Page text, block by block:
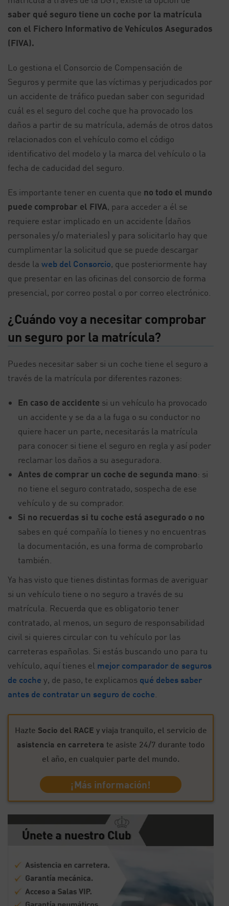
saber qué seguro tiene un coche por la matrícula
con el Fichero Informativo de Vehículos Asegurados
(FIVA).
Lo gestiona el Consorcio de Compensación de
Seguros y permite que las víctimas y perjudicados por
un accidente de tráfico puedan saber con seguridad
cuál es el seguro del coche que ha provocado los
daños a partir de su matrícula, además de otros datos
relacionados con el vehículo como el código
identificativo del modelo y la marca del vehículo o la
fecha de caducidad del seguro.
Es importante tener en cuenta que no todo el mundo
puede comprobar el FIVA, para acceder a él se
requiere estar implicado en un accidente (daños
personales y/o materiales) y para solicitarlo hay que
cumplimentar la solicitud que se puede descargar
desde la web del Consorcio, que posteriormente hay
que presentar en las oficinas del consorcio de forma
presencial, por correo postal o por correo electrónico.
¿Cuándo voy a necesitar comprobar
un seguro por la matrícula?
Puedes necesitar saber si un coche tiene el seguro a
través de la matrícula por diferentes razones:
En caso de accidente si un vehículo ha provocado
un accidente y se da a la fuga o su conductor no
quiere hacer un parte, necesitarás la matrícula
para conocer si tiene el seguro en regla y así poder
reclamar los daños a su aseguradora.
Antes de comprar un coche de segunda mano: si
no tiene el seguro contratado, sospecha de ese
vehículo y de su comprador.
Si no recuerdas si tu coche está asegurado o no
sabes en qué compañía lo tienes y no encuentras
la documentación, es una forma de comprobarlo
también.
Ya has visto que tienes distintas formas de averiguar
si un vehículo tiene o no seguro a través de su
matrícula. Recuerda que es obligatorio tener
contratado, al menos, un seguro de responsabilidad
civil si quieres circular con tu vehículo por las
carreteras españolas. Si estás buscando uno para tu
vehículo, aquí tienes el mejor comparador de seguros
de coche y, de paso, te explicamos qué debes saber
antes de contratar un seguro de coche
Hazte Socio del RACE y viaja tranquilo, el servicio de
asistencia en carretera te asiste 24/7 durante todo
el año, en cualquier parte del mundo.
¡Más información!